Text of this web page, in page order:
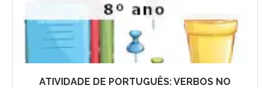
ATIVIDADE DE PORTUGUÊS: VERBOS NO